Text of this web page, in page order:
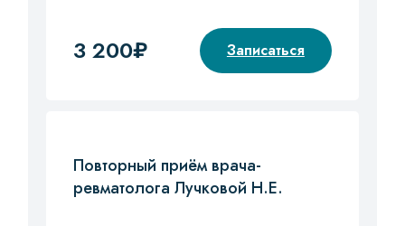
3 200₽ Записаться
Повторный приём врача-
ревматолога Лучковой Н.Е.